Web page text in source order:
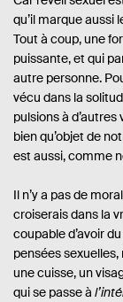
qu’il marque aussi
Tout à coup, une
puissante, et qui
autre personne.
vécu dans la
pulsions à
bien qu’objet de
est aussi, comme
Il n’y a pas de
croiserais dans la
coupable d’avoir
pensées
une cuisse, un
qui se passe à